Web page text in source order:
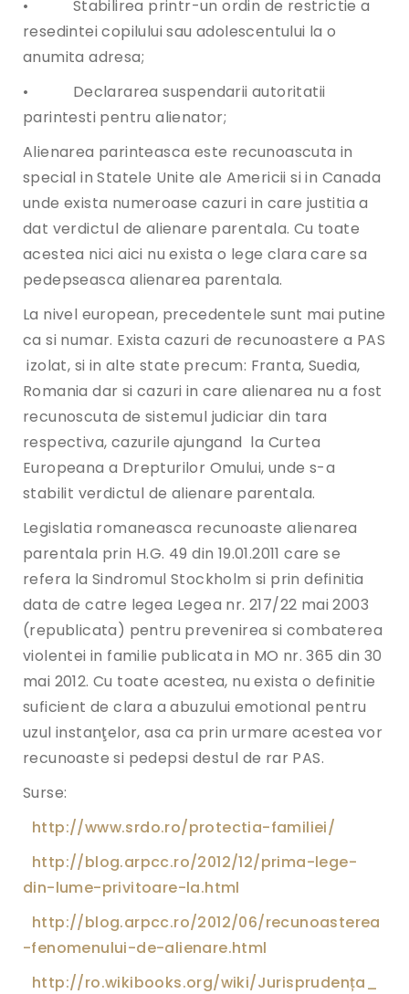
• Stabilirea printr-un ordin de restrictie a
resedintei copilului sau adolescentului la o
anumita adresa;
• Declararea suspendarii autoritatii
parintesti pentru alienator;
Alienarea parinteasca este recunoascuta in
special in Statele Unite ale Americii si in Canada
unde exista numeroase cazuri in care justitia a
dat verdictul de alienare parentala. Cu toate
acestea nici aici nu exista o lege clara care sa
pedepseasca alienarea parentala.
La nivel european, precedentele sunt mai putine
ca si numar. Exista cazuri de recunoastere a PAS
izolat, si in alte state precum: Franta, Suedia,
Romania dar si cazuri in care alienarea nu a fost
recunoscuta de sistemul judiciar din tara
respectiva, cazurile ajungand la Curtea
Europeana a Drepturilor Omului, unde s-a
stabilit verdictul de alienare parentala.
Legislatia romaneasca recunoaste alienarea
parentala prin H.G. 49 din 19.01.2011 care se
refera la Sindromul Stockholm si prin definitia
data de catre legea Legea nr. 217/22 mai 2003
(republicata) pentru prevenirea si combaterea
violentei in familie publicata in MO nr. 365 din 30
mai 2012. Cu toate acestea, nu exista o definitie
suficient de clara a abuzului emotional pentru
uzul instanţelor, asa ca prin urmare acestea vor
recunoaste si pedepsi destul de rar PAS.
Surse:
http://www.srdo.ro/protectia-familiei/
http://blog.arpcc.ro/2012/12/prima-lege-
din-lume-privitoare-la.html
http://blog.arpcc.ro/2012/06/recunoasterea
-fenomenului-de-alienare.html
http://ro.wikibooks.org/wiki/Jurisprudența_